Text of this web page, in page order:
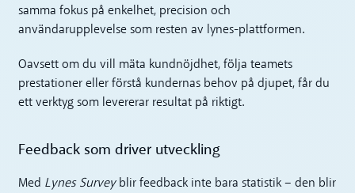
samma fokus på enkelhet, precision och
användarupplevelse som resten av lynes-plattformen.
Oavsett om du vill mäta kundnöjdhet, följa teamets
prestationer eller förstå kundernas behov på djupet, får du
ett verktyg som levererar resultat på riktigt.
Feedback som driver utveckling
Med Lynes Surveyblir feedback inte bara statistik – den blir